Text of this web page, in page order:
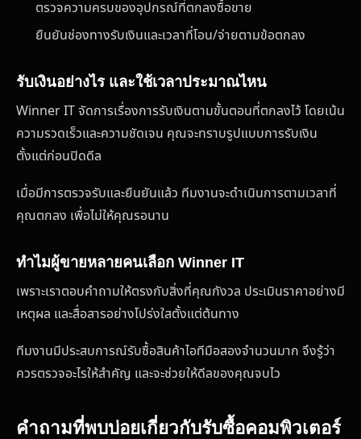
ตรวจความครบของอุปกรณ์ที่ตกลงซื้อขาย
ยืนยันช่องทางรับเงินและเวลาที่โอน/จ่ายตามข้อตกลง
รับเงินอย่างไร และใช้เวลาประมาณไหน
Winner IT จัดการเรื่องการรับเงินตามขั้นตอนที่ตกลงไว้ โดยเน้น
ความรวดเร็วและความชัดเจน คุณจะทราบรูปแบบการรับเงิน
ตั้งแต่ก่อนปิดดีล
เมื่อมีการตรวจรับและยืนยันแล้ว ทีมงานจะดำเนินการตามเวลาที่
คุณตกลง เพื่อไม่ให้คุณรอนาน
ทำไมผู้ขายหลายคนเลือก Winner IT
เพราะเราตอบคำถามให้ตรงกับสิ่งที่คุณกังวล ประเมินราคาอย่างมี
เหตุผล และสื่อสารอย่างโปร่งใสตั้งแต่ต้นทาง
ทีมงานมีประสบการณ์รับซื้อสินค้าไอทีมือสองจำนวนมาก จึงรู้ว่า
ควรตรวจอะไรให้สำคัญ และจะช่วยให้ดีลของคุณจบไว
คำถามที่พบบ่อยเกี่ยวกับรับซื้อคอมพิวเตอร์